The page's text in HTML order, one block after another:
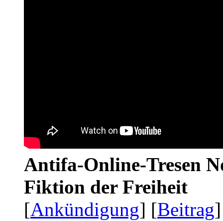
Antifa-Online-Tresen
Fiktion der Freiheit
[Ankündigung] [Beitrag